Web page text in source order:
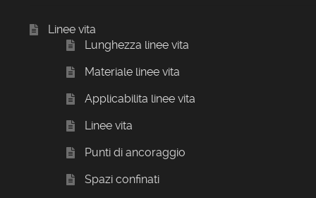
Linee vita
Lunghezza linee vita
Materiale linee vita
Applicabilita linee vita
Linee vita
Punti di ancoraggio
Spazi confinati